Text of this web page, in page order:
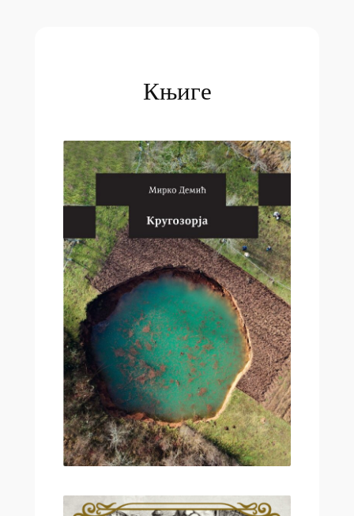
Књиге